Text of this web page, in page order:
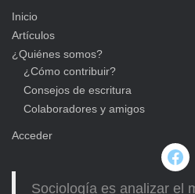
Inicio
Artículos
¿Quiénes somos?
¿Cómo contribuir?
Consejos de escritura
Colaboradores y amigos
Acceder
Sociología es analizar el